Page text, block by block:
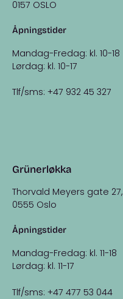
0157 OSLO
Åpningstider
Mandag-Fredag: kl. 10-18
Lørdag: kl. 10-17
Tlf/sms: +47 932 45 327
Grünerløkka
Thorvald Meyers gate 27,
0555 Oslo
Åpningstider
Mandag-Fredag: kl. 11-18
Lørdag: kl. 11-17
Tlf/sms: +47 477 53 044